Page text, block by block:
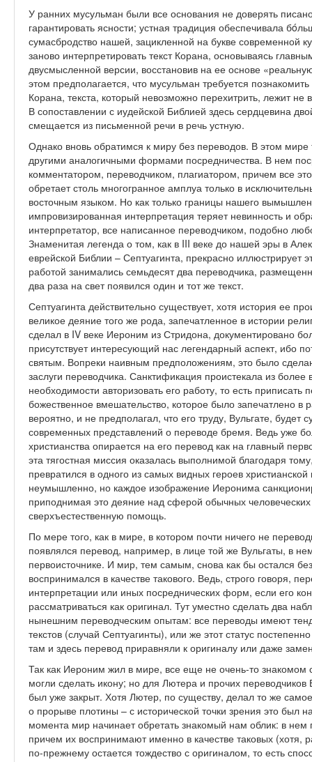
У ранних мусульман были все основания не доверять
гарантировать ясности; устная традиция обеспечивала
сумасбродство нашей, зацикленной на букве современной
заново интерпретировать текст Корана, основываясь
двусмысленной версии, восстановив на ее основе
этом предполагается, что мусульман требуется
Корана, текста, который невозможно перехитрить, лежит не
В сопоставлении с иудейской Библией здесь сердцевина
смещается из письменной речи в речь устную.
Однако вновь обратимся к миру без переводов. В этом
другими аналогичными формами посредничества. В нем
комментатором, переводчиком, плагиатором, причем все
обретает столь многогранное амплуа только в
восточным языком. Но как только границы нашего
импровизированная интерпретация теряет невинность и
интерпретатор, все написанное переводчиком, подобно
Знаменитая легенда о том, как в III веке до нашей эры в
еврейской Библии – Септуагинта, прекрасно иллюстрирует
работой занимались семьдесят два переводчика,
два раза на свет появился один и тот же текст.
Септуагинта действительно существует, хотя история ее
великое деяние того же рода, запечатленное в истории
сделал в IV веке Иероним из Стридона, документировано
присутствует интересующий нас легендарный аспект, ибо
святым. Вопреки наивным предположениям, это было
заслуги переводчика. Санктификация проистекала из
необходимости авторизовать его работу, то есть
божественное вмешательство, которое было запечатлено
вероятно, и не предполагал, что его труду, Вульгате,
современных представлений о переводе бремя. Ведь уже
христианства опирается на его перевод как на главный
эта тягостная миссия оказалась выполнимой благодаря
превратился в одного из самых видных героев
неумышленно, но каждое изображение Иеронима
приподнимая это деяние над сферой обычных
сверхъестественную помощь.
По мере того, как в мире, в котором почти ничего не
появлялся перевод, например, в лице той же Вульгаты, в
первоисточнике. И мир, тем самым, снова как бы остался
воспринимался в качестве такового. Ведь, строго говоря,
интерпретации или иных посреднических форм, если его
рассматриваться как оригинал. Тут уместно сделать два
нынешним переводческим опытам: все переводы имеют
текстов (случай Септуагинты), или же этот статус
там и здесь перевод приравняли к оригиналу или даже
Так как Иероним жил в мире, все еще не очень-то знакомом
могли сделать икону; но для Лютера и прочих
был уже закрыт. Хотя Лютер, по существу, делал то же
о прорыве плотины – с исторической точки зрения это был
момента мир начинает обретать знакомый нам облик: в
причем их воспринимают именно в качестве таковых (хотя,
по-прежнему остается тождество с оригиналом, то есть